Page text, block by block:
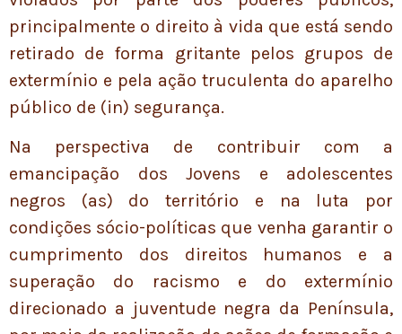
principalmente o direito à vida que está sendo
retirado de forma gritante pelos grupos de
extermínio e pela ação truculenta do aparelho
público de (in) segurança.
Na perspectiva de contribuir com a
emancipação dos Jovens e adolescentes
negros (as) do território e na luta por
condições sócio-políticas que venha garantir o
cumprimento dos direitos humanos e a
superação do racismo e do extermínio
direcionado a juventude negra da Península,